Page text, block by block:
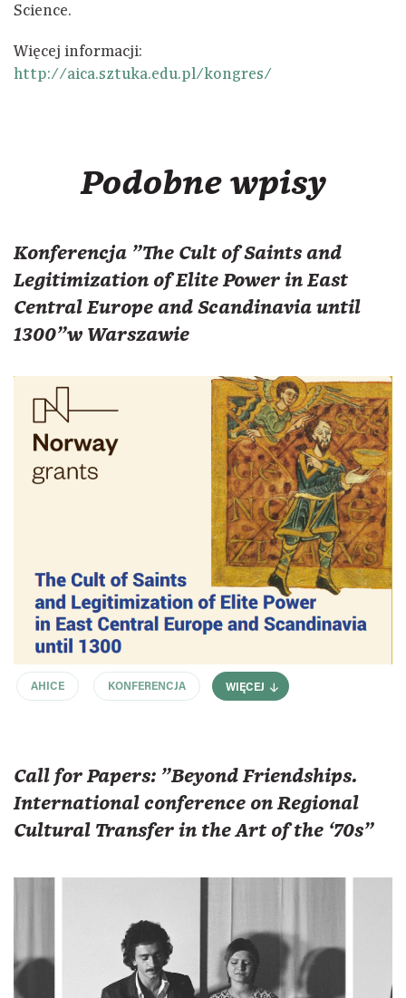
Science.
Więcej informacji:
http://aica.sztuka.edu.pl/kongres/
Podobne wpisy
Konferencja "The Cult of Saints and
Legitimization of Elite Power in East
Central Europe and Scandinavia until
1300"w Warszawie
AHICE KONFERENCJA WIĘCEJ
Call for Papers: "Beyond Friendships.
International conference on Regional
Cultural Transfer in the Art of the ‘70s"